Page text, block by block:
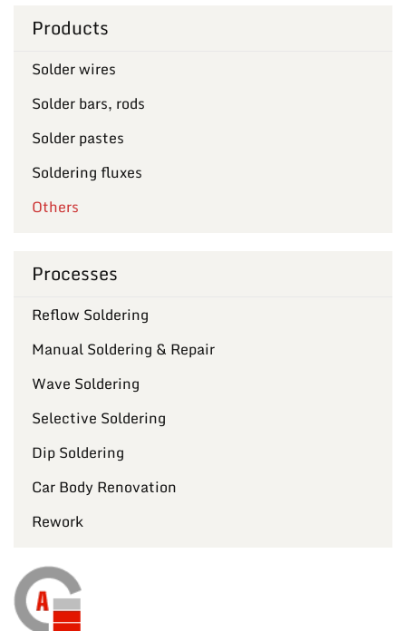
Products
Solder wires
Solder bars, rods
Solder pastes
Soldering fluxes
Others
Processes
Reflow Soldering
Manual Soldering & Repair
Wave Soldering
Selective Soldering
Dip Soldering
Car Body Renovation
Rework